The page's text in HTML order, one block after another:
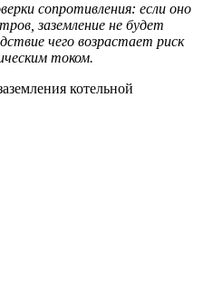
сопротивления: если оно
заземление не будет
чего возрастает риск
током.